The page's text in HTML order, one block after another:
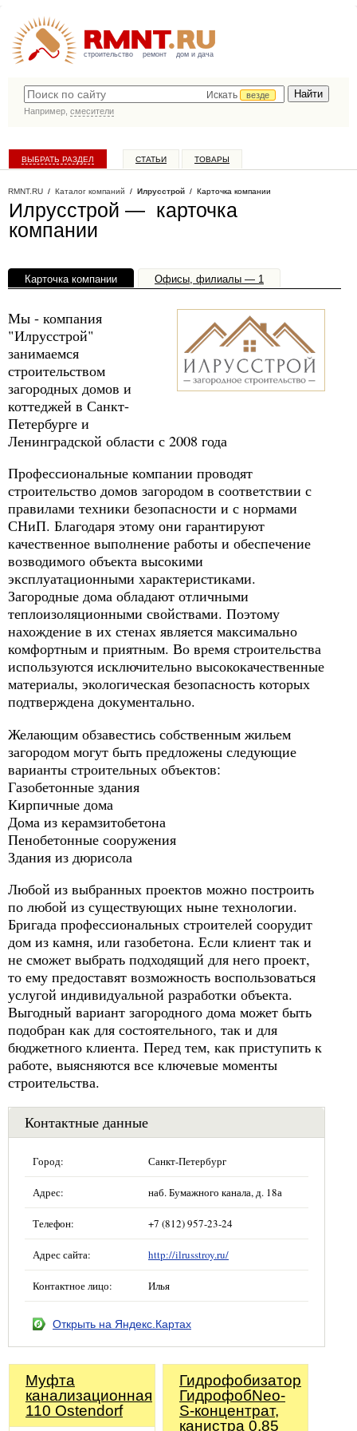
строительство ремонт дом и дача
Искать
везде
Например, смесители
ВЫБРАТЬ РАЗДЕЛ СТАТЬИ ТОВАРЫ
RMNT.RU / Каталог компаний / Илрусстрой / Карточка компании
Илрусстрой — карточка
компании
Карточка компании Офисы, филиалы — 1
Мы - компания
"Илрусстрой"
занимаемся
строительством
загородных домов и
коттеджей в Санкт-
Петербурге и
Ленинградской области с 2008 года
Профессиональные компании проводят
строительство домов загородом в соответствии с
правилами техники безопасности и с нормами
СНиП. Благодаря этому они гарантируют
качественное выполнение работы и обеспечение
возводимого объекта высокими
эксплуатационными характеристиками.
Загородные дома обладают отличными
теплоизоляционными свойствами. Поэтому
нахождение в их стенах является максимально
комфортным и приятным. Во время строительства
используются исключительно высококачественные
материалы, экологическая безопасность которых
подтверждена документально.
Желающим обзавестись собственным жильем
загородом могут быть предложены следующие
варианты строительных объектов:
Газобетонные здания
Кирпичные дома
Дома из керамзитобетона
Пенобетонные сооружения
Здания из дюрисола
Любой из выбранных проектов можно построить
по любой из существующих ныне технологии.
Бригада профессиональных строителей соорудит
дом из камня, или газобетона. Если клиент так и
не сможет выбрать подходящий для него проект,
то ему предоставят возможность воспользоваться
услугой индивидуальной разработки объекта.
Выгодный вариант загородного дома может быть
подобран как для состоятельного, так и для
бюджетного клиента. Перед тем, как приступить к
работе, выясняются все ключевые моменты
строительства.
Контактные данные
Город: Санкт-Петербург
Адрес: наб. Бумажного канала, д. 18а
Телефон: +7 (812) 957-23-24
Адрес сайта: http://ilrusstroy.ru/
Контактное лицо: Илья
Открыть на Яндекс.Картах
Муфта
канализационная
110 Ostendorf
Гидрофобизатор
ГидрофобNeo-
S-концентрат,
канистра 0,85